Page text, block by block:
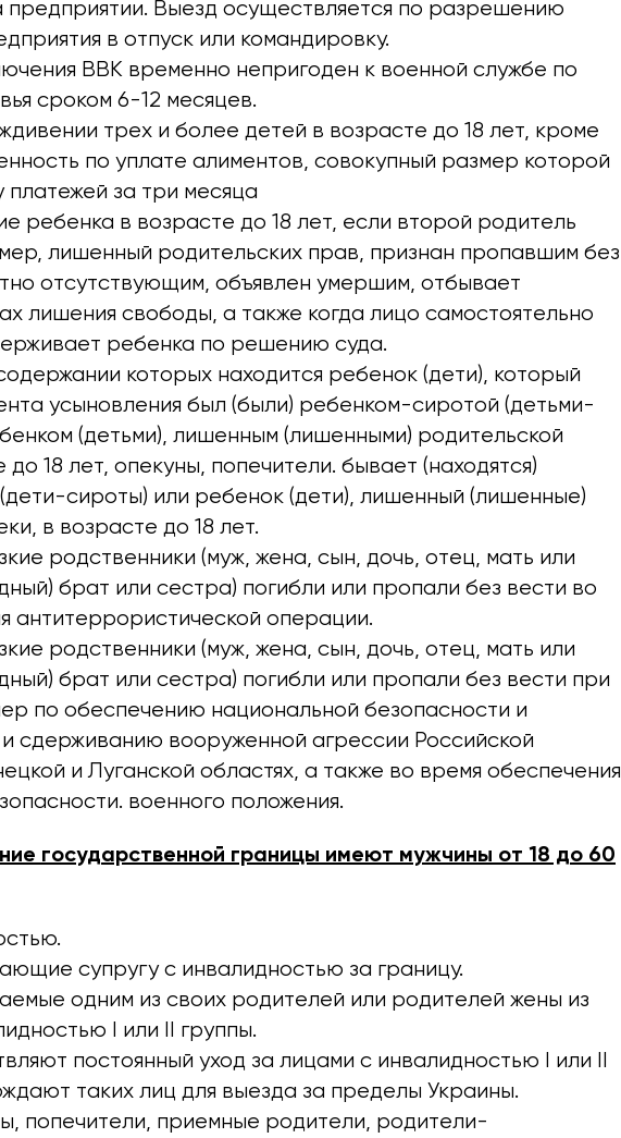
Выезд осуществляется по разрешению
в отпуск или командировку.
ВВК временно непригоден к военной службе по
сроком 6-12 месяцев.
трех и более детей в возрасте до 18 лет, кроме
по уплате алиментов, совокупный размер которой
за три месяца
ребенка в возрасте до 18 лет, если второй родитель
лишенный родительских прав, признан пропавшим без
отсутствующим, объявлен умершим, отбывает
лишения свободы, а также когда лицо самостоятельно
ребенка по решению суда.
которых находится ребенок (дети), который
усыновления был (были) ребенком-сиротой (детьми-
(детьми), лишенным (лишенными) родительской
18 лет, опекуны, попечители. бывает (находятся)
сироты) или ребенок (дети), лишенный (лишенные)
в возрасте до 18 лет.
родственники (муж, жена, сын, дочь, отец, мать или
брат или сестра) погибли или пропали без вести во
антитеррористической операции.
родственники (муж, жена, сын, дочь, отец, мать или
брат или сестра) погибли или пропали без вести при
по обеспечению национальной безопасности и
сдерживанию вооруженной агрессии Российской
и Луганской областях, а также во время обеспечения
военного положения.
государственной границы имеют мужчины от 18 до 60
супругу с инвалидностью за границу.
одним из своих родителей или родителей жены из
I или II группы.
постоянный уход за лицами с инвалидностью I или II
таких лиц для выезда за пределы Украины.
попечители, приемные родители, родители-